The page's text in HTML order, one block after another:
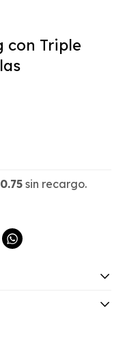
con Triple
sin recargo.
